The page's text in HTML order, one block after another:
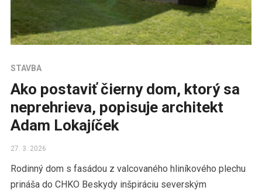
STAVBA
Ako postaviť čierny dom, ktorý sa
neprehrieva, popisuje architekt
Adam Lokajíček
27. 3. 2026
Rodinný dom s fasádou z valcovaného hliníkového plechu
prináša do CHKO Beskydy inšpiráciu severským